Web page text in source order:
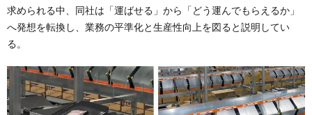
求められる中、同社は「運ばせる」から「どう運んでもらえるか」
へ発想を転換し、業務の平準化と生産性向上を図ると説明してい
る。